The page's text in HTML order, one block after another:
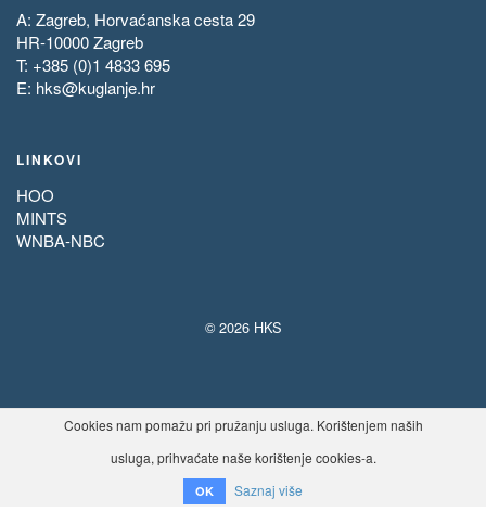
A: Zagreb, Horvaćanska cesta 29
HR-10000 Zagreb
T: +385 (0)1 4833 695
E: hks@kuglanje.hr
LINKOVI
HOO
MINTS
WNBA-NBC
© 2026 HKS
Cookies nam pomažu pri pružanju usluga. Korištenjem naših
usluga, prihvaćate naše korištenje cookies-a.
OK Saznaj više